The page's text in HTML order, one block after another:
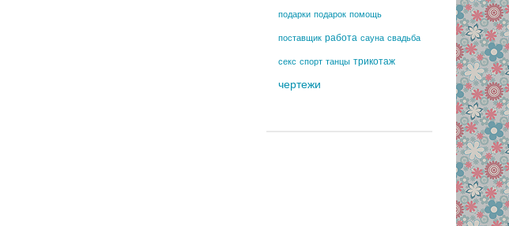
подарки подарок помощь
поставщик работа сауна свадьба
секс спорт танцы трикотаж
чертежи